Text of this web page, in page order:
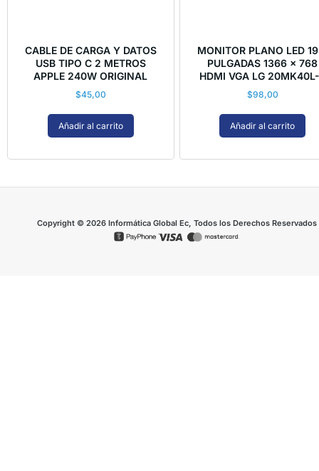
CABLE DE CARGA Y DATOS
USB TIPO C 2 METROS
APPLE 240W ORIGINAL
$45,00
Añadir al carrito
MONITOR PLANO LED
PULGADAS 1366 x 768
HDMI VGA LG
$98,00
Añadir al carrito
Copyright © 2026 Informática Global Ec, Todos los Derechos Reservados